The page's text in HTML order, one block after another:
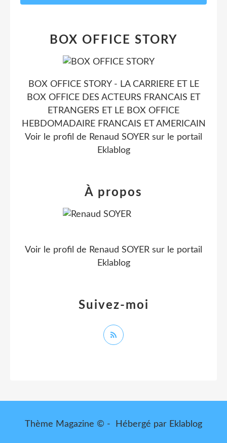
BOX OFFICE STORY
BOX OFFICE STORY - LA CARRIERE ET LE
BOX OFFICE DES ACTEURS FRANCAIS ET
ETRANGERS ET LE BOX OFFICE
HEBDOMADAIRE FRANCAIS ET AMERICAIN
Voir le profil de Renaud SOYER sur le portail
Eklablog
Suivez-moi
À propos
Voir le profil de Renaud SOYER sur le portail
Eklablog
Thème Magazine © - Hébergé par Eklablog